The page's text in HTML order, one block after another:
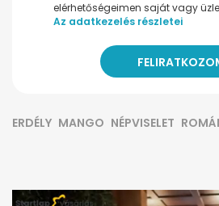
elérhetőségeimen saját vagy
Az adatkezelés részletei
ERDÉLY MANGO NÉPVISELET